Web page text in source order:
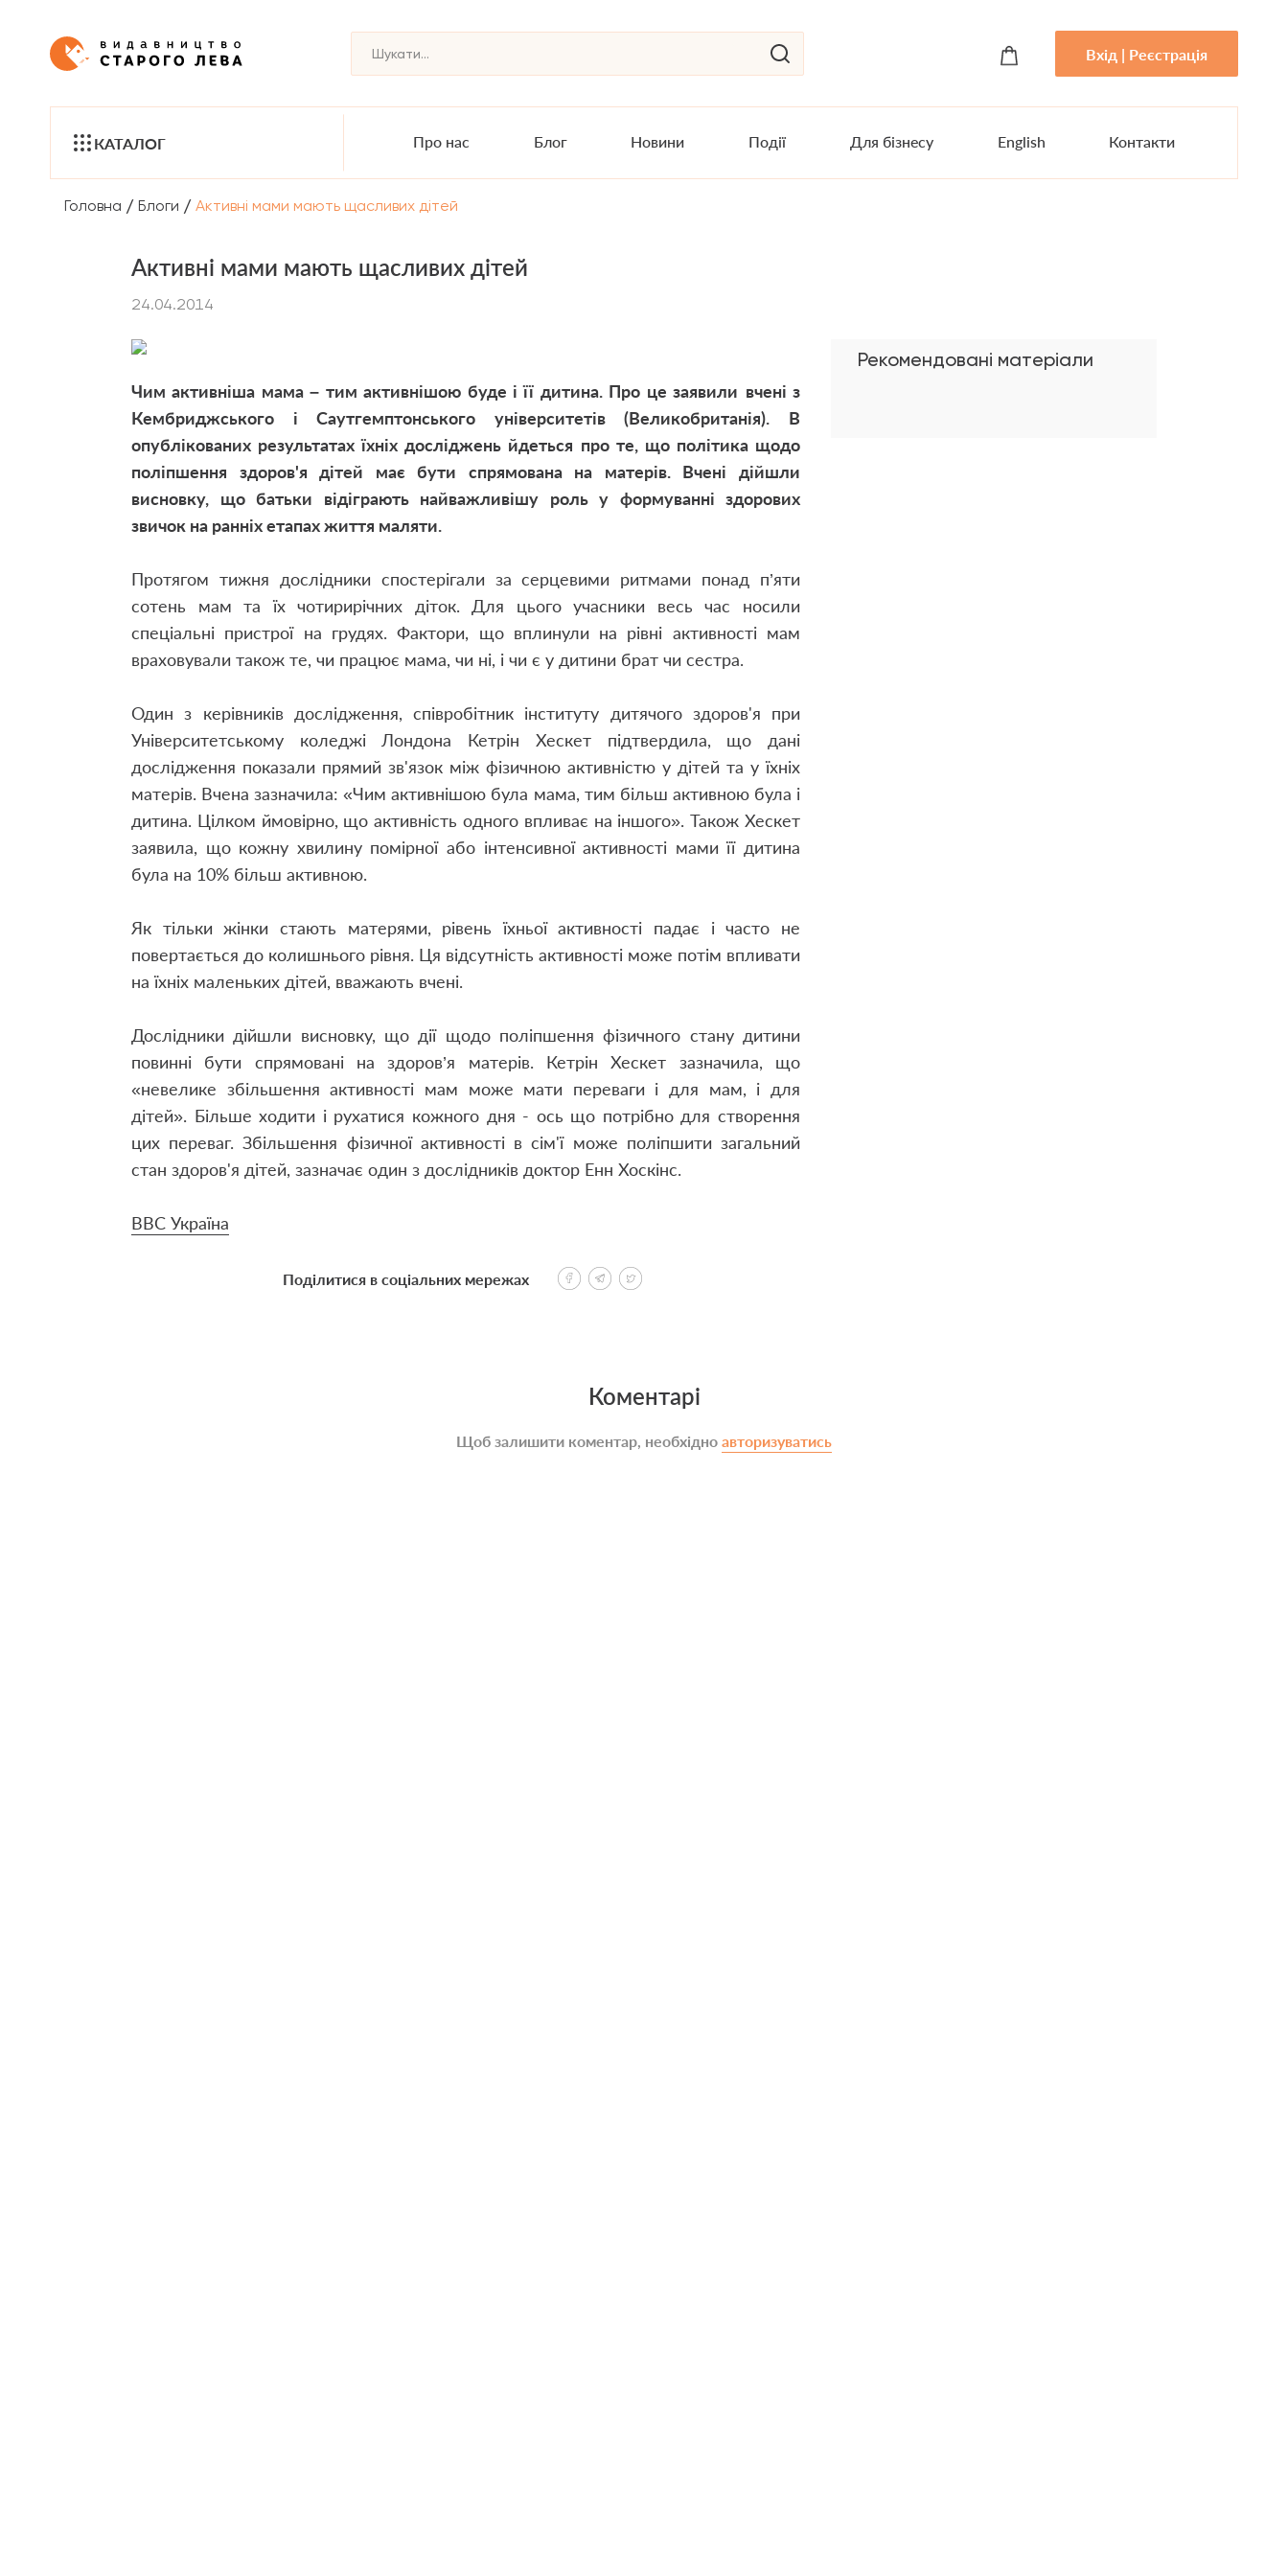
Вхід | Реєстрація
КАТАЛОГ Про нас Блог Новини Події Для бізнесу English Контакти
Головна / Блоги / Активні мами мають щасливих дітей
Активні мами мають щасливих дітей
24.04.2014
Чим активніша мама – тим активнішою буде і її дитина. Про це заявили вчені з
Кембриджського і Саутгемптонського університетів (Великобританія). В
опублікованих результатах їхніх досліджень йдеться про те, що політика щодо
поліпшення здоров'я дітей має бути спрямована на матерів. Вчені дійшли
висновку, що батьки відіграють найважливішу роль у формуванні здорових
звичок на ранніх етапах життя маляти.
Протягом тижня дослідники спостерігали за серцевими ритмами понад п’яти
сотень мам та їх чотирирічних діток. Для цього учасники весь час носили
спеціальні пристрої на грудях. Фактори, що вплинули на рівні активності мам
враховували також те, чи працює мама, чи ні, і чи є у дитини брат чи сестра.
Один з керівників дослідження, співробітник інституту дитячого здоров'я при
Університетському коледжі Лондона Кетрін Хескет підтвердила, що дані
дослідження показали прямий зв'язок між фізичною активністю у дітей та у їхніх
матерів. Вчена зазначила: «Чим активнішою була мама, тим більш активною була і
дитина. Цілком ймовірно, що активність одного впливає на іншого». Також Хескет
заявила, що кожну хвилину помірної або інтенсивної активності мами її дитина
була на 10% більш активною.
Як тільки жінки стають матерями, рівень їхньої активності падає і часто не
повертається до колишнього рівня. Ця відсутність активності може потім впливати
на їхніх маленьких дітей, вважають вчені.
Дослідники дійшли висновку, що дії щодо поліпшення фізичного стану дитини
повинні бути спрямовані на здоров’я матерів. Кетрін Хескет зазначила, що
«невелике збільшення активності мам може мати переваги і для мам, і для
дітей». Більше ходити і рухатися кожного дня - ось що потрібно для створення
цих переваг. Збільшення фізичної активності в сім'ї може поліпшити загальний
стан здоров'я дітей, зазначає один з дослідників доктор Енн Хоскінс.
ВВС Україна
Рекомендовані матеріали
Поділитися в соціальних мережах
Коментарі
Щоб залишити коментар, необхідно авторизуватись